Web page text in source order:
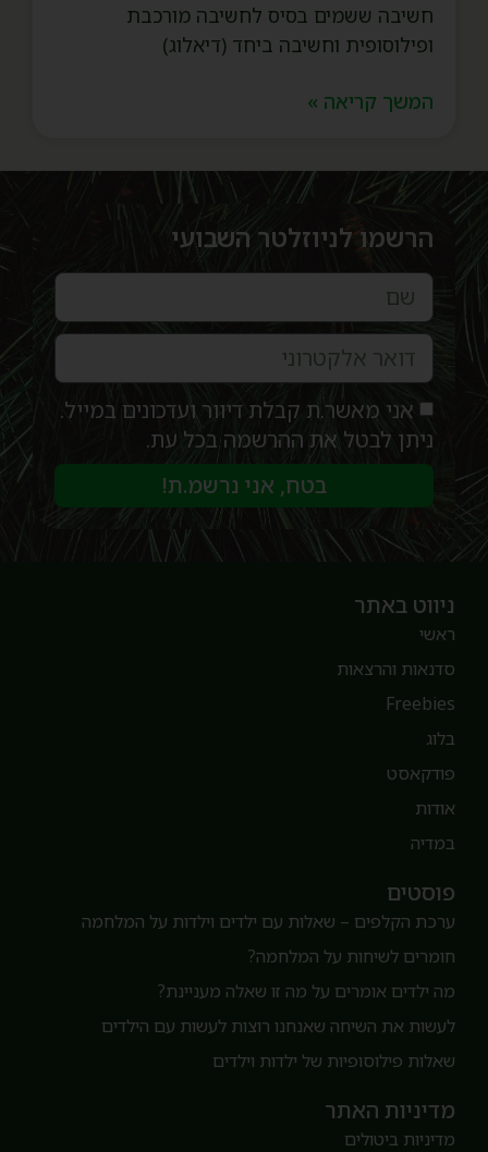
חשיבה ששמים בסיס לחשיבה מורכבת
ופילוסופית וחשיבה ביחד (דיאלוג)
המשך קריאה »
הרשמו לניוזלטר השבועי
אני מאשר.ת קבלת דיוור ועדכונים במייל.
ניתן לבטל את ההרשמה בכל עת.
בטח, אני נרשמ.ת!
ניווט באתר
ראשי
סדנאות והרצאות
Freebies
פודקאסט
אודות
במדיה
פוסטים
ערכת הקלפים – שאלות עם ילדים וילדות על המלחמה
חומרים לשיחות על המלחמה?
מה ילדים אומרים על מה זו שאלה מעניינת?
לעשות את השיחה שאנחנו רוצות לעשות עם הילדים
שאלות פילוסופיות של ילדות וילדים
מדיניות האתר
מדיניות ביטולים